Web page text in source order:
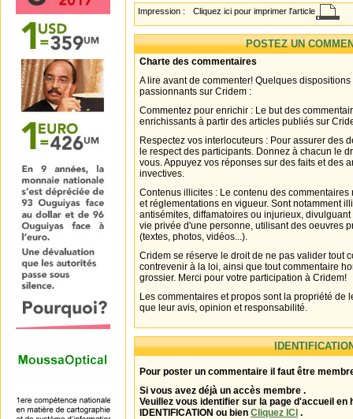
Impression : Cliquez ici pour imprimer l'article
POSTEZ UN
Charte des commentaires
A lire avant de commenter! Quelques
passionnants sur Cridem :
Commentez pour enrichir : Le but des
enrichissants à partir des articles publiés sur
Respectez vos interlocuteurs : Pour assurer des
le respect des participants. Donnez à chacun le
vous. Appuyez vos réponses sur des faits et des
invectives.
Contenus illicites : Le contenu des
et réglementations en vigueur. Sont notamment
antisémites, diffamatoires ou injurieux,
vie privée d'une personne, utilisant des oeuvres
(textes, photos, vidéos...).
Cridem se réserve le droit de ne pas valider tout
contrevenir à la loi, ainsi que tout commentaire
grossier. Merci pour votre participation à Cridem!
Les commentaires et propos sont la propriété de
que leur avis, opinion et responsabilité.
Pour poster un commentaire il faut être
Si vous avez déjà un accès membre .
Veuillez vous identifier sur la page d'accueil en
IDENTIFICATION ou bien Cliquez ICI .